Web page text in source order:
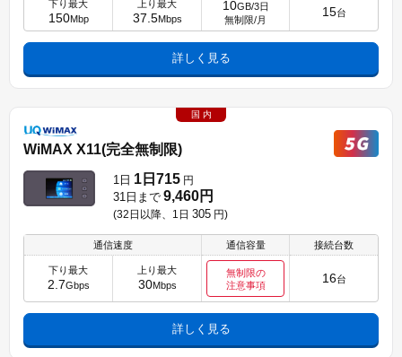
下り最大
150Mbp
上り最大
37.5Mbps
10GB/3日
無制限/月
15台
詳しく見る
国 内
WiMAX X11(完全無制限)
1日 1日715 円
31日まで 9,460円
(32日以降、1日 305 円)
通信速度 通信容量 接続台数
下り最大
2.7Gbps
上り最大
30Mbps
無制限の
注意事項
16台
詳しく見る